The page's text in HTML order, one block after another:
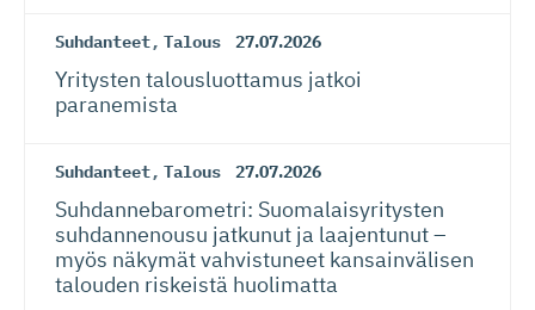
Suhdanteet, Talous 27.07.2026
Yritysten talousluottamus jatkoi
paranemista
Suhdanteet, Talous 27.07.2026
Suhdanneba­ro­metri: Suomalaisy­ri­tysten
suhdannenousu jatkunut ja laajentunut –
myös näkymät vahvistuneet kansainvälisen
talouden riskeistä huolimatta